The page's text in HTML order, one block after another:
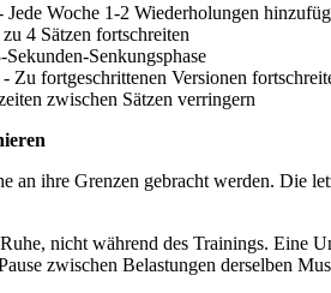
Jede Woche 1-2 Wiederholungen
4 Sätzen fortschreiten
Sekunden-Senkungsphase
- Zu fortgeschrittenen Versionen
zwischen Sätzen verringern
an ihre Grenzen gebracht werden. Die
nicht während des Trainings. Eine
zwischen Belastungen derselben